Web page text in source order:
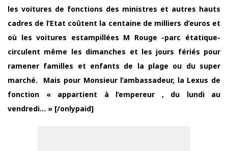
les voitures de fonctions des ministres et autres hauts
cadres de l’Etat coûtent la centaine de milliers d’euros et
où les voitures estampillées M Rouge -parc étatique-
circulent même les dimanches et les jours fériés pour
ramener familles et enfants de la plage ou du super
marché. Mais pour Monsieur l’ambassadeur, la Lexus de
fonction « appartient à l’empereur , du lundi au
vendredi… » [/onlypaid]